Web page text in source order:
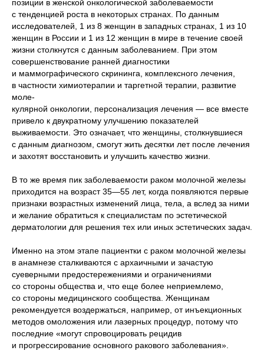
позиции в женской онкологической заболеваемости
с тенденцией роста в некоторых странах. По данным
исследователей, 1 из 8 женщин в западных странах, 1 из 10
женщин в России и 1 из 12 женщин в мире в течение своей
жизни столкнутся с данным заболеванием. При этом
совершенствование ранней диагностики
и маммографического скрининга, комплексного лечения,
в частности химиотерапии и таргетной терапии, развитие
моле-
кулярной онкологии, персонализация лечения — все вместе
привело к двукратному улучшению показателей
выживаемости. Это означает, что женщины, столкнувшиеся
с данным диагнозом, смогут жить десятки лет после лечения
и захотят восстановить и улучшить качество жизни.
В то же время пик заболеваемости раком молочной железы
приходится на возраст 35—55 лет, когда появляются первые
признаки возрастных изменений лица, тела, а вслед за ними
и желание обратиться к специалистам по эстетической
дерматологии для решения тех или иных эстетических задач.
Именно на этом этапе пациентки с раком молочной железы
в анамнезе сталкиваются с архаичными и зачастую
суеверными предостережениями и ограничениями
со стороны общества и, что еще более неприемлемо,
со стороны медицинского сообщества. Женщинам
рекомендуется воздержаться, например, от инъекционных
методов омоложения или лазерных процедур, потому что
последние «могут спровоцировать рецидив
и прогрессирование основного ракового заболевания».